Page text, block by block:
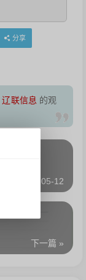
分享
辽联信息 的观
2025-05-12
下一篇 »